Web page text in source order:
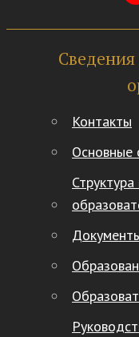
Сведения
Контакты
Основные